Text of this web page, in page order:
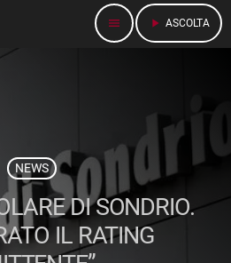
menu play_arrow ASCOLTA
NEWS
DI SONDRIO.
IL RATING